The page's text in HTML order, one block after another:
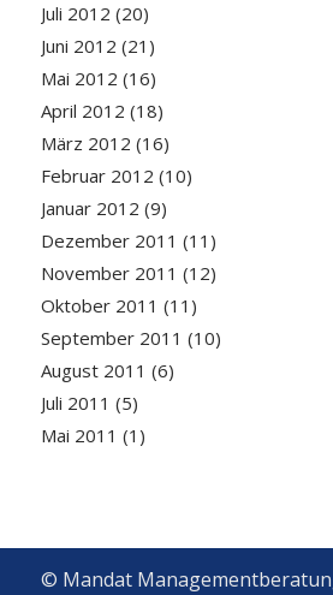
Juli 2012 (20)
Juni 2012 (21)
Mai 2012 (16)
April 2012 (18)
März 2012 (16)
Februar 2012 (10)
Januar 2012 (9)
Dezember 2011 (11)
November 2011 (12)
Oktober 2011 (11)
September 2011 (10)
August 2011 (6)
Juli 2011 (5)
Mai 2011 (1)
© Mandat